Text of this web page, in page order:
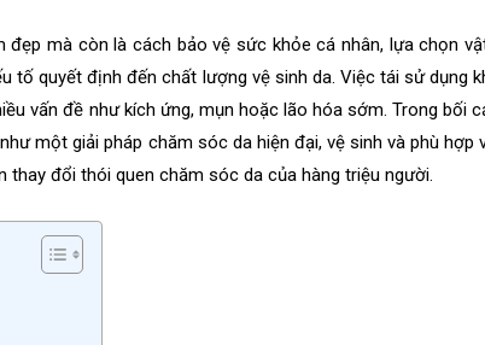
mà còn là cách bảo vệ sức khỏe cá nhân, lựa chọn
tố quyết định đến chất lượng vệ sinh da. Việc tái sử dụng
vấn đề như kích ứng, mụn hoặc lão hóa sớm. Trong bối
một giải pháp chăm sóc da hiện đại, vệ sinh và phù hợp
đổi thói quen chăm sóc da của hàng triệu người.